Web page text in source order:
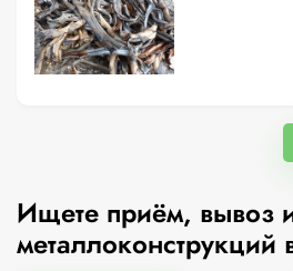
Ищете приём, вывоз